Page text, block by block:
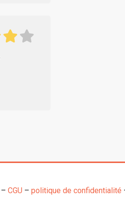
– CGU – politique de confidentialité